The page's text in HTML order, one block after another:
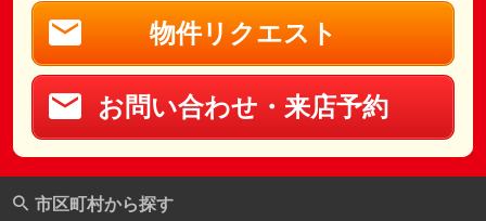
物件リクエスト
お問い合わせ・来店予約
市区町村から探す